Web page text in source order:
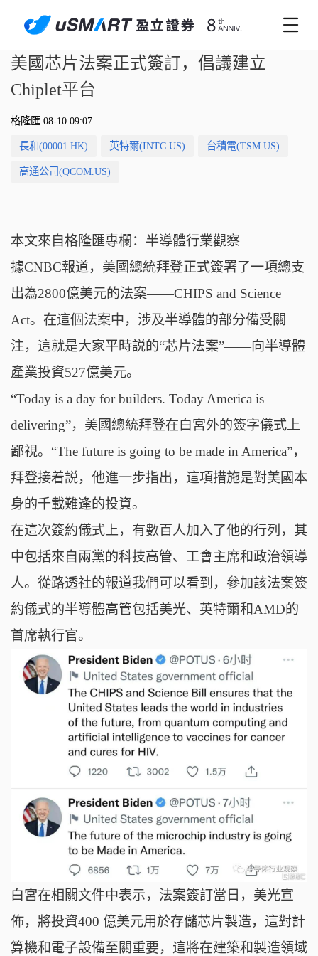
美國芯片法案正式簽訂，倡議建立
Chiplet平台
格隆匯 08-10 09:07
長和(00001.HK) 英特爾(INTC.US) 台積電(TSM.US)
高通公司(QCOM.US)
本文來自格隆匯專欄：半導體行業觀察
據CNBC報道，美國總統拜登正式簽署了一項總支
出為2800億美元的法案——CHIPS and Science
Act。在這個法案中，涉及半導體的部分備受關
注，這就是大家平時説的“芯片法案”——向半導體
產業投資527億美元。
“Today is a day for builders. Today America is
delivering”，美國總統拜登在白宮外的簽字儀式上
鄙視。“The future is going to be made in America”，
拜登接着説，他進一步指出，這項措施是對美國本
身的千載難逢的投資。
在這次簽約儀式上，有數百人加入了他的行列，其
中包括來自兩黨的科技高管、工會主席和政治領導
人。從路透社的報道我們可以看到，參加該法案簽
約儀式的半導體高管包括美光、英特爾和AMD的
首席執行官。
白宮在相關文件中表示，法案簽訂當日，美光宣
佈，將投資400 億美元用於存儲芯片製造，這對計
算機和電子設備至關重要，這將在建築和製造領域